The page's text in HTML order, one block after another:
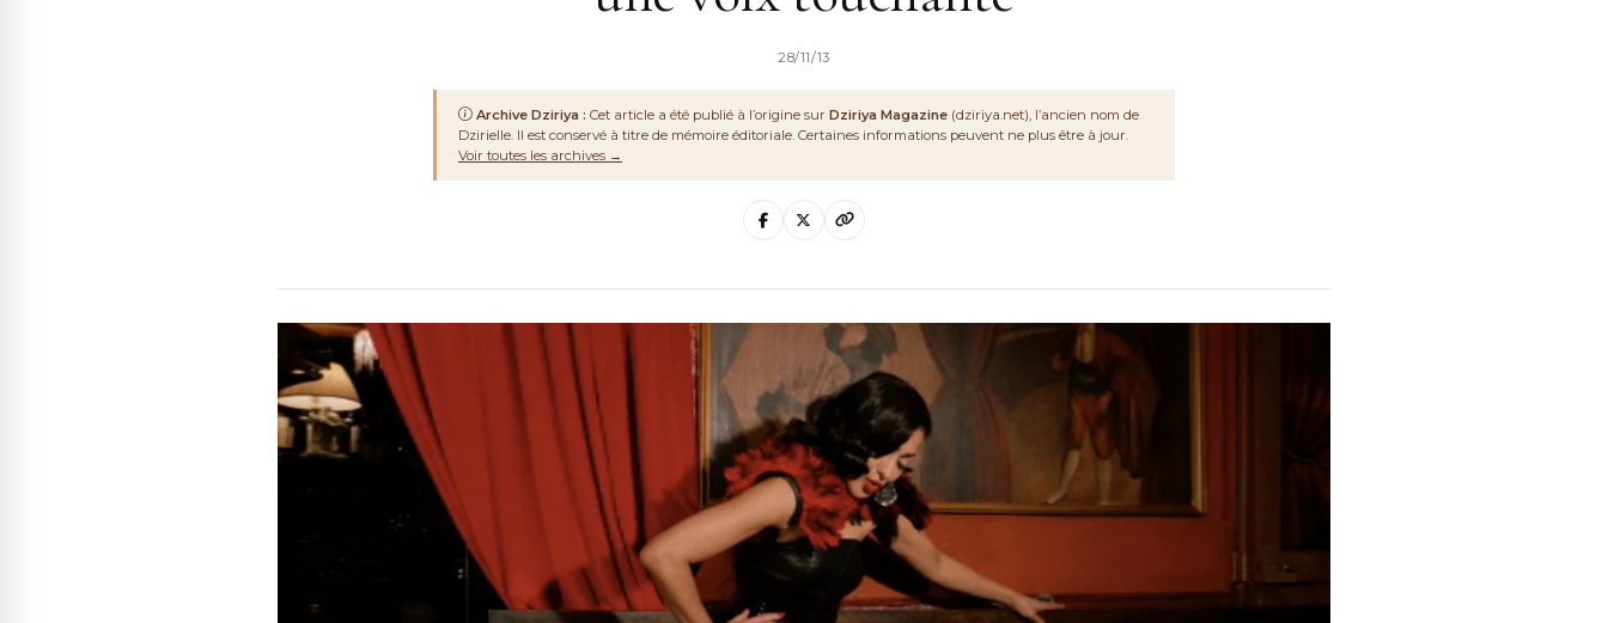
28/11/13
Archive Dziriya : Cet article a été publié à l’origine sur Dziriya Magazine (dziriya.net), l’ancien nom de
Dzirielle. Il est conservé à titre de mémoire éditoriale. Certaines informations peuvent ne plus être à jour.
Voir toutes les archives →